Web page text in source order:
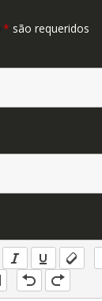
* são requeridos